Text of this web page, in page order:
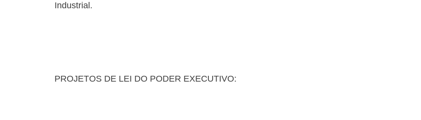
Industrial.
PROJETOS DE LEI DO PODER EXECUTIVO: